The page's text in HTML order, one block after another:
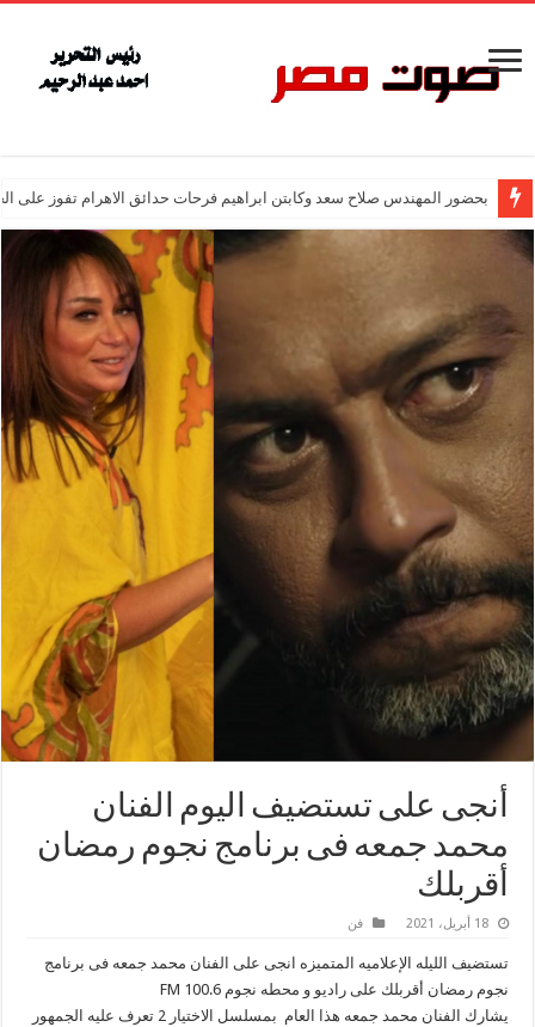
بحضور المهندس صلاح سعد وكابتن ابراهيم فرحات حدائق الاهرام تفوز على
أنجى على تستضيف اليوم الفنان
محمد جمعه فى برنامج نجوم رمضان
أقربلك
18 أبريل، 2021 فن
تستضيف الليله الإعلاميه المتميزه انجى على الفنان محمد جمعه فى برنامج
نجوم رمضان أقربلك على راديو و محطه نجوم FM 100.6
يشارك الفنان محمد جمعه هذا العام بمسلسل الاختيار 2 تعرف عليه الجمهور